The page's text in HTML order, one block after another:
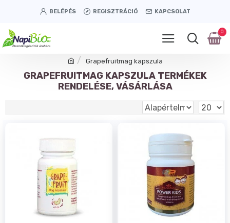
BELÉPÉS REGISZTRÁCIÓ KAPCSOLAT
0
Grapefruitmag kapszula
GRAPEFRUITMAG KAPSZULA TERMÉKEK
RENDELÉSE, VÁSÁRLÁSA